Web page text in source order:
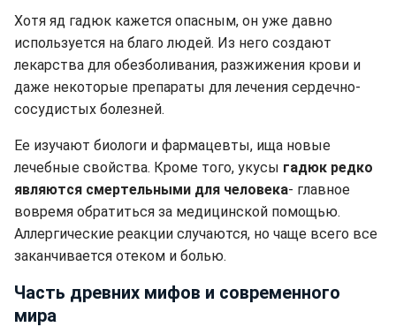
Хотя яд гадюк кажется опасным, он уже давно
используется на благо людей. Из него создают
лекарства для обезболивания, разжижения крови и
даже некоторые препараты для лечения сердечно-
сосудистых болезней.
Ее изучают биологи и фармацевты, ища новые
лечебные свойства. Кроме того, укусы гадюк редко
являются смертельными для человека- главное
вовремя обратиться за медицинской помощью.
Аллергические реакции случаются, но чаще всего все
заканчивается отеком и болью.
Часть древних мифов и современного
мира